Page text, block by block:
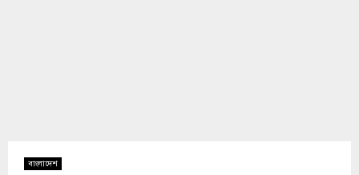
বাংলাদেশ